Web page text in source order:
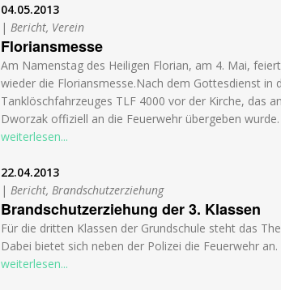
04.05.2013
| Bericht, Verein
Floriansmesse
Am Namenstag des Heiligen Florian, am 4. Mai,
wieder die Floriansmesse.Nach dem Gottesdienst in
Tanklöschfahrzeuges TLF 4000 vor der Kirche, das
Dworzak offiziell an die Feuerwehr übergeben wurde.
weiterlesen...
22.04.2013
| Bericht, Brandschutzerziehung
Brandschutzerziehung der 3. Klassen
Für die dritten Klassen der Grundschule steht das
Dabei bietet sich neben der Polizei die Feuerwehr an.
weiterlesen...